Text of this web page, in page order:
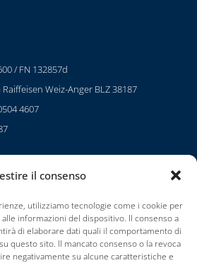
il consenso
utilizziamo tecnologie come i cookie per
informazioni del dispositivo. Il consenso a
di elaborare dati quali il comportamento di
questo sito. Il mancato consenso o la revoca
negativamente su alcune caratteristiche e
/ FN 132857d
Weiz-Anger BLZ 38187
4607